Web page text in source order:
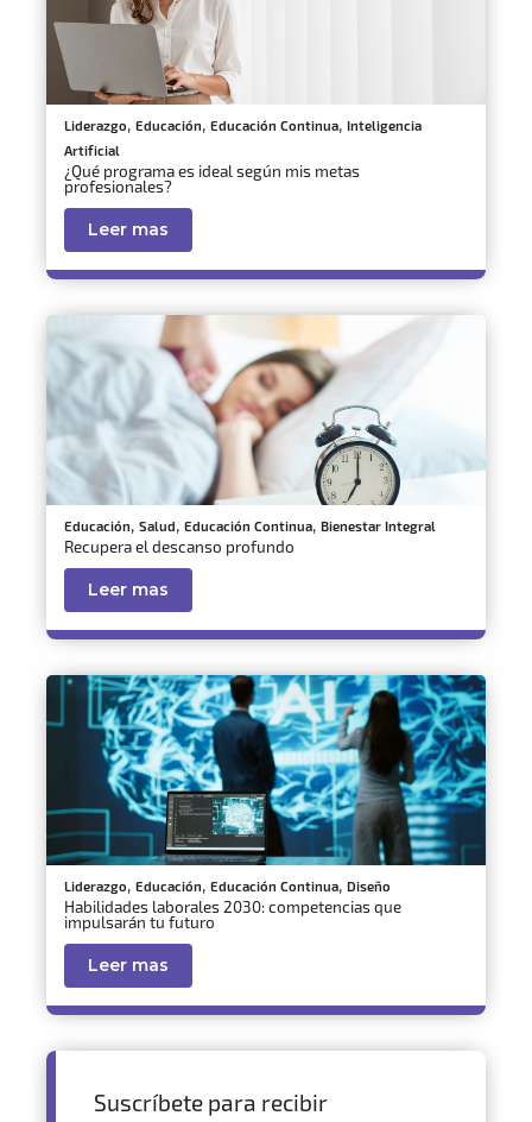
Liderazgo, Educación, Educación Continua, Inteligencia
Artificial
¿Qué programa es ideal según mis metas
profesionales?
Leer mas
Educación, Salud, Educación Continua, Bienestar Integral
Recupera el descanso profundo
Leer mas
Liderazgo, Educación, Educación Continua, Diseño
Habilidades laborales 2030: competencias que
impulsarán tu futuro
Leer mas
Suscríbete para recibir